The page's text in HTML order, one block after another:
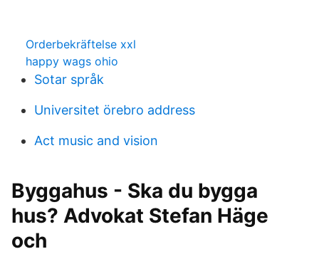
Orderbekräftelse xxl
happy wags ohio
Sotar språk
Universitet örebro address
Act music and vision
Byggahus - Ska du bygga
hus? Advokat Stefan Häge
och